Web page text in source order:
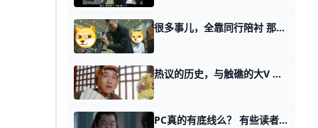
很多事儿，全靠同行陪衬 那天聊时代落幕的第四个话题，我提到系统性风险，与自找的风险。 有些读者问我，他们这么说，他们自己也不想要我文中描述的那些自找的风险，但一到做事
热议的历史，与触礁的大V 这两周一直有读者让我写这个。 没什么好说的，因为这就是最热的话题。 其实我看到的第一时间我就想写了，但被咱们的首席安全官给按住了。 你站在当时的角
PC真的有底线么？ 有些读者看了人类社会的底层逻辑与大多数人都是傀儡一文之后，这些天脑子里始终有一个疑问。 那就是，当一个人，他变成PC，他眼里的其他人都是NPC